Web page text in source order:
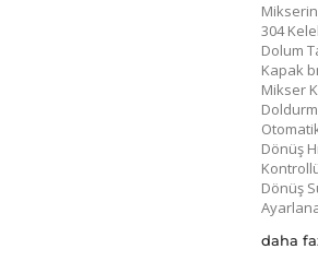
Mikserin
304
Dolum
Kapak
Mikser
Dönüş
Dönüş
daha